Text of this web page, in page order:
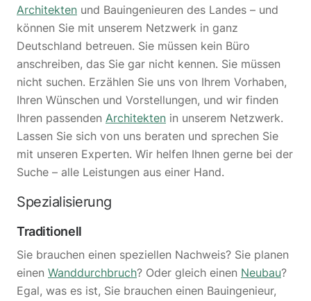
Architekten und Bauingenieuren des Landes – und
können Sie mit unserem Netzwerk in ganz
Deutschland betreuen. Sie müssen kein Büro
anschreiben, das Sie gar nicht kennen. Sie müssen
nicht suchen. Erzählen Sie uns von Ihrem Vorhaben,
Ihren Wünschen und Vorstellungen, und wir finden
Ihren passenden Architekten in unserem Netzwerk.
Lassen Sie sich von uns beraten und sprechen Sie
mit unseren Experten. Wir helfen Ihnen gerne bei der
Suche – alle Leistungen aus einer Hand.
Spezialisierung
Traditionell
Sie brauchen einen speziellen Nachweis? Sie planen
einen Wanddurchbruch? Oder gleich einen Neubau?
Egal, was es ist, Sie brauchen einen Bauingenieur,